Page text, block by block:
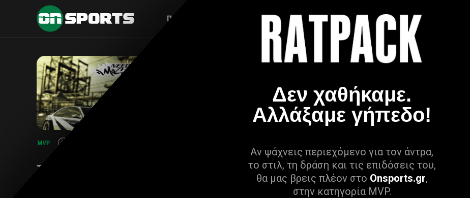
Δεν χαθήκαμε.
Αλλάξαμε γήπεδο!
Αν ψάχνεις περιεχόμενο για τον άντρα,
το στιλ, τη δράση και τις επιδόσεις του,
θα μας βρεις πλέον στο Onsports.gr,
στην κατηγορία MVP.